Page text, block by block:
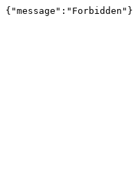
{"message":"Forbidden"}